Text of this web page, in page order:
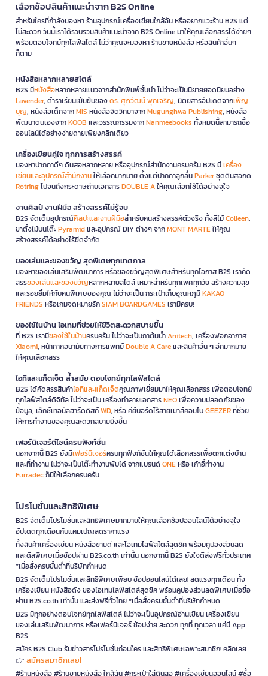
เลือกช้อปสินค้าแนะนำจาก B2S Online
สำหรับใครที่กำลังมองหา ร้านอุปกรณ์เครื่องเขียนใกล้ฉัน หรืออยากแวะร้าน B2S แต่
ไม่สะดวก วันนี้เราได้รวบรวมสินค้าแนะนำจาก B2S Online มาให้คุณเลือกสรรได้ง่ายๆ
พร้อมตอบโจทย์ทุกไลฟ์สไตล์ ไม่ว่าคุณจะมองหา ร้านขายหนังสือ หรือสินค้าอื่นๆ
ก็ตาม
หนังสือหลากหลายสไตล์
B2S มีหนังสือหลากหลายแนวจากสำนักพิมพ์ชั้นนำ ไม่ว่าจะเป็นนิยายยอดนิยมอย่าง
Lavender, ตำราเรียนเข้มข้นของดร. ศุภวัฒน์ พุกเจริญ, นิตยสารอัปเดตจากเพ็ญ
บุญ, หนังสือเด็กจากMIS หนังสือจิตวิทยาจากMugunghwa Publishing, หนังสือ
พัฒนาตนเองจากKOOB และวรรณกรรมจากNanmeebooks ทั้งหมดนี้สามารถซื้อ
ออนไลน์ได้อย่างง่ายดายเพียงคลิกเดียว
เครื่องเขียนคู่ใจ ทุกการสร้างสรรค์
มองหาปากกาดีๆ ดินสอหลากหลาย หรืออุปกรณ์สำนักงานครบครัน B2S มีเครื่อง
เขียนและอุปกรณ์สำนักงานให้เลือกมากมาย ตั้งแต่ปากกาลูกลื่นParkerชุดดินสอกด
Rotringไปจนถึงกระดาษถ่ายเอกสารDOUBLE Aให้คุณเลือกใช้ได้อย่างจุใจ
งานศิลป์ งานฝีมือ สร้างสรรค์ไม่รู้จบ
B2S จัดเต็มอุปกรณ์ศิลปะและงานฝีมือสำหรับคนสร้างสรรค์ตัวจริง ทั้งสีไม้Colleen,
ขาตั้งไม้บนโต๊ะPyramidและอุปกรณ์ DIY ต่างๆ จากMONT MARTEให้คุณ
สร้างสรรค์ได้อย่างไร้ขีดจำกัด
ของเล่นและของขวัญ สุดพิเศษทุกเทศกาล
มองหาของเล่นเสริมพัฒนาการ หรือของขวัญสุดพิเศษสำหรับทุกโอกาส B2S เราคัด
สรรของเล่นและของขวัญหลากหลายสไตล์ เหมาะสำหรับทุกเพศทุกวัย สร้างความสุข
และรอยยิ้มให้กับคนพิเศษของคุณ ไม่ว่าจะเป็น กระเป๋าเก็บอุณหภูมิKAKAO
FRIENDS หรือเกมจดหมายรักSIAM BOARDGAMES เรามีครบ!
ของใช้ในบ้าน ไอเทมที่ช่วยให้ชีวิตสะดวกสบายขึ้น
ที่ B2S เรามีของใช้ในบ้านครบครัน ไม่ว่าจะเป็นกาต้มน้ำAnitech, เครื่องฟอกอากาศ
Xiaomi, หน้ากากอนามัยทางการแพทย์Double A Careและสินค้าอื่น ๆ อีกมากมาย
ให้คุณเลือกสรร
ไอทีและแก็ดเจ็ต ล้ำสมัย ตอบโจทย์ทุกไลฟ์สไตล์
B2S ได้คัดสรรสินค้าไอทีและแก็ดเจ็ตคุณภาพเยี่ยมมาให้คุณเลือกสรร เพื่อตอบโจทย์
ทุกไลฟ์สไตล์ดิจิทัล ไม่ว่าจะเป็น เครื่องทำลายเอกสารNEOเพื่อความปลอดภัยของ
ข้อมูล, เอ็กซ์เทอนัลฮาร์ดดิสก์WD, หรือ คีย์บอร์ดไร้สายเมาส์คอมโบGEEZERที่ช่วย
ให้การทำงานของคุณสะดวกสบายยิ่งขึ้น
เฟอร์นิเจอร์ดีไซน์ครบฟังก์ชั่น
นอกจากนี้ B2S ยังมีเฟอร์นิเจอร์ครบทุกฟังก์ชันให้คุณได้เลือกสรรเพื่อตกแต่งบ้าน
และที่ทำงาน ไม่ว่าจะเป็นโต๊ะทำงานพับได้ จากแบรนด์ONEหรือ เก้าอี้ทำงาน
Furradecก็มีให้เลือกครบครัน
โปรโมชั่นและสิทธิพิเศษ
B2S จัดเต็มโปรโมชั่นและสิทธิพิเศษมากมายให้คุณเลือกช้อปออนไลน์ได้อย่างจุใจ
อัปเดตทุกเดือนกับแคมเปญลดราคาแรง
ทั้งสินค้าเครื่องเขียน หนังสือขายดี และไอเทมไลฟ์สไตล์สุดชิค พร้อมคูปองส่วนลด
และดีลพิเศษเมื่อช้อปผ่าน B2S.co.th เท่านั้น นอกจากนี้ B2S ยังใจดีส่งฟรีทั่วประเทศ
*เมื่อสั่งครบขั้นต่ำที่บริษัทกำหนด
B2S จัดเต็มโปรโมชั่นและสิทธิพิเศษเพียบ ช้อปออนไลน์ได้เลย! ลดแรงทุกเดือน ทั้ง
เครื่องเขียน หนังสือดัง ของไอเทมไลฟ์สไตล์สุดชิค พร้อมคูปองส่วนลดพิเศษเมื่อซื้อ
ผ่าน B2S.co.th เท่านั้น และส่งฟรีทั่วไทย *เมื่อสั่งครบขั้นต่ำที่บริษัทกำหนด
B2S มีทุกอย่างตอบโจทย์ทุกไลฟ์สไตล์ ไม่ว่าจะเป็นอุปกรณ์อ่านเขียน เครื่องเขียน
ของเล่นเสริมพัฒนาการ หรือเฟอร์นิเจอร์ ช้อปง่าย สะดวก ทุกที่ ทุกเวลา แค่มี App
B2S
สมัคร B2S Club รับข่าวสารโปรโมชั่นก่อนใคร และสิทธิพิเศษเฉพาะสมาชิก! คลิกเลย
👉 สมัครสมาชิกเลย!
#ร้านหนังสือ #ร้านขายหนังสือ ใกล้ฉัน #กระเป๋าใส่ดินสอ #เครื่องเขียนออนไลน์ #ซื้อ